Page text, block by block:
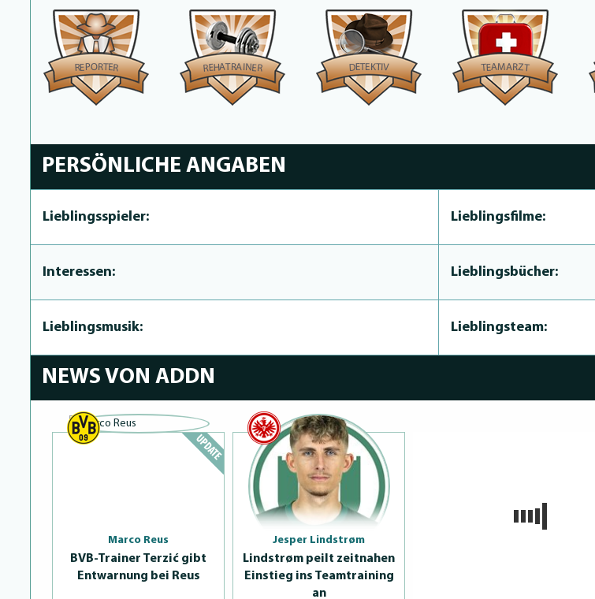
REPORTER REHATRAINER DETEKTIV TEAMARZT
PERSÖNLICHE ANGABEN
Lieblingsspieler: Lieblingsfilme:
Interessen: Lieblingsbücher:
Lieblingsmusik: Lieblingsteam:
NEWS VON ADDN
Marco Reus
BVB-Trainer Terzić gibt
Entwarnung bei Reus
Jesper Lindstrøm
Lindstrøm peilt zeitnahen
Einstieg ins Teamtraining
an